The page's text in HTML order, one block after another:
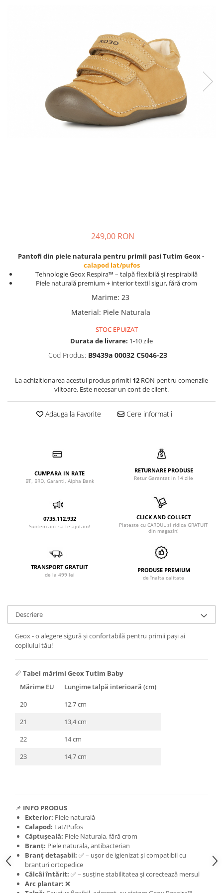
249,00 RON
Pantofi din piele naturala pentru primii pasi Tutim Geox -
calapod lat/pufos
Tehnologie Geox Respira™ – talpă flexibilă și respirabilă
Piele naturală premium + interior textil sigur, fără crom
Marime: 23
Material: Piele Naturala
STOC EPUIZAT
Durata de livrare: 1-10 zile
Cod Produs: B9439a 00032 C5046-23
La achizitionarea acestui produs primiti 12 RON pentru comenzile
viitoare. Este necesar un cont de client.
Adauga la Favorite Cere informatii
CUMPARA IN RATE
BT, BRD, Garanti, Alpha Bank
RETURNARE PRODUSE
Retur Garantat in 14 zile
0735.112.932
Suntem aici sa te ajutam!
CLICK AND COLLECT
Plateste cu CARDUL si ridica GRATUIT
din magazin!
TRANSPORT GRATUIT
de la 499 lei
PRODUSE PREMIUM
de înalta calitate
Descriere
Geox - o alegere sigură și confortabilă pentru primii pași ai
copilului tău!
📏 Tabel mărimi Geox Tutim Baby
Mărime EU
Lungime talpă interioară (cm)
20
12,7 cm
21
13,4 cm
22
14 cm
23
14,7 cm
📌 INFO PRODUS
Exterior: Piele naturală
Calapod: Lat/Pufos
Căptușeală: Piele Naturala, fără crom
Branț: Piele naturala, antibacterian
Branț detașabil: ✅ – ușor de igienizat și compatibil cu
branțuri ortopedice
Călcâi întărit: ✅ – susține stabilitatea și corectează mersul
Arc plantar: ❌